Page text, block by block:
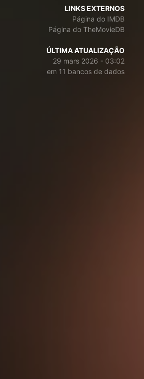
LINKS EXTERNOS
Página do IMDB
Página do TheMovieDB
ÚLTIMA ATUALIZAÇÃO
29 mars 2026 - 03:02
em 11 bancos de dados